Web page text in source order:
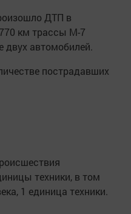
ДТП в
км трассы М-7
двух автомобилей.
пострадавших
техники, в том
1 единица техники.